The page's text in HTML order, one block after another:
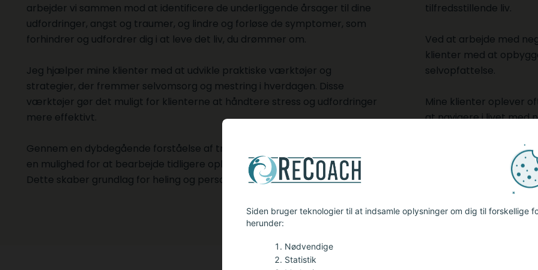
arbejder vi sammen mod at identificere de underliggende årsager til dine
udfordringer, angst og traumer, og lindre og forløse de symptomer, som
forhindrer og udfordrer dig i at leve det liv, du drømmer om.
Jeg hjælper mine klienter med at udvikle praktiske værktøjer og
strategier, der fremmer selvomsorg og mestring i hverdagen. Disse
værktøjer gør det muligt for klienterne at håndtere stress og udfordringer
mere effektivt.
Gennem en dybdegående forståelse af traumer tilbyder jeg mine klienter
en mulighed for at bearbejde tidligere oplevelser i et sikkert og trygt miljø.
Dette skaber grundlag for heling og personlig vækst.
tilfredsstillende liv.
Ved at arbejde med
klienter med at
selvopfattelse.
Mine klienter oplever
at navigere i livet med
Gennem mit arbejde
forandring, der støtter
glædesfyldt tilværelse.
Siden bruger teknologier til at indsamle oplysninger om dig til forskellige
herunder:
Nødvendige
Statistik